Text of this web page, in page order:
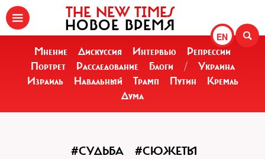
EN
THE NEW TIMES
НОВОЕ ВРЕМЯ
Мнение Дискуссия Интервью
Репрессии
Портрет
Расследование Блоги /
Украина
Израиль
Навальный Трамп Путин
Кремль
Дума
#СУДЬБА #СЮЖЕТЫ